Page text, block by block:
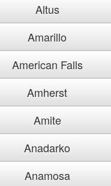
Altus
Amarillo
American Falls
Amherst
Amite
Anadarko
Anamosa